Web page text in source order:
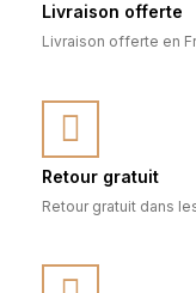
Livraison offerte
Livraison offerte en
Retour gratuit
Retour gratuit dans